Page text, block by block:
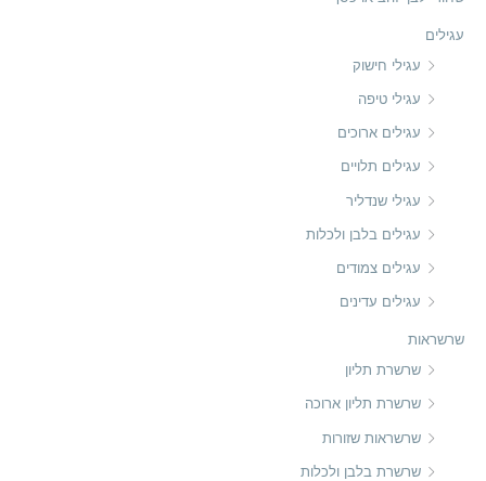
עגילים
עגילי חישוק
עגילי טיפה
עגילים ארוכים
עגילים תלויים
עגילי שנדליר
עגילים בלבן ולכלות
עגילים צמודים
עגילים עדינים
שרשראות
שרשרת תליון
שרשרת תליון ארוכה
שרשראות שזורות
שרשרת בלבן ולכלות